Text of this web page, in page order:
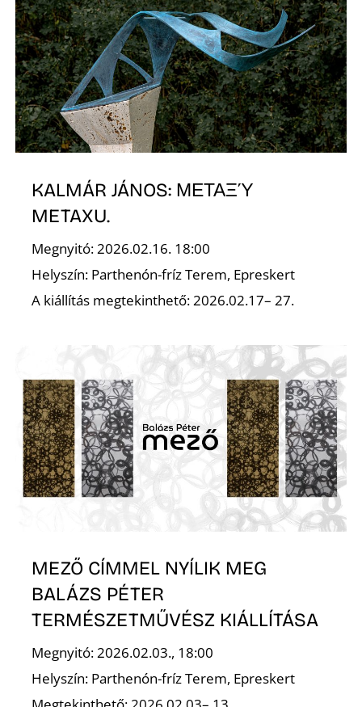
KALMÁR JÁNOS: ΜΕΤΑΞΎ
METAXU.
Megnyitó: 2026.02.16. 18:00
Helyszín: Parthenón-fríz Terem, Epreskert
A kiállítás megtekinthető: 2026.02.17– 27.
MEZŐ CÍMMEL NYÍLIK MEG
BALÁZS PÉTER
TERMÉSZETMŰVÉSZ KIÁLLÍTÁSA
Megnyitó: 2026.02.03., 18:00
Helyszín: Parthenón-fríz Terem, Epreskert